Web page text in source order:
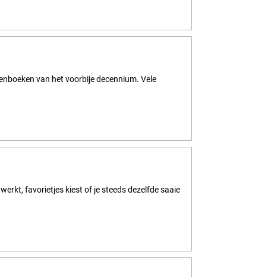
van het voorbije decennium. Vele
favorietjes kiest of je steeds dezelfde saaie